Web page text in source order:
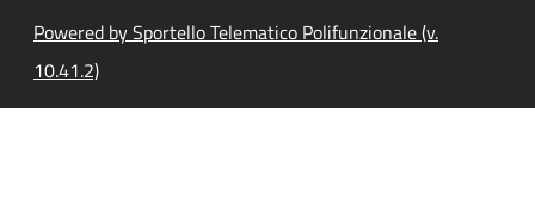
Powered by Sportello Telematico Polifunzionale (v.
10.41.2)